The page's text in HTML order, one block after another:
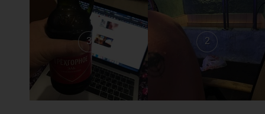
3 2